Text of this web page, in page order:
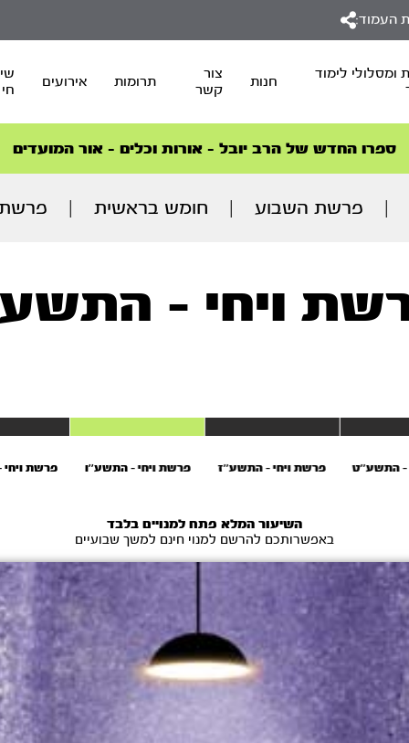
העמוד:
ומסלולי לימוד
חנות
צור
קשר
תרומות אירועים
חי
סדרות הפודקאסטים
הסדרה המובילה החודש – דרך המלך
ספרו החדש של הרב יובל – אורות וכלים – אור המועדים
הצטרפו למהפכת הבריאות הטבעית >
סדרות הפודקאסטים
הסדרה המובילה החודש – דרך המלך
פרשת השבוע חומש בראשית פרשת
ויחי -
- התשע’’ט פרשת ויחי - התשע’’ז פרשת ויחי - התשע’’ו פרשת ויחי
השיעור המלא פתח למנויים בלבד
באפשרותכם להרשם למנוי חינם למשך שבועיים